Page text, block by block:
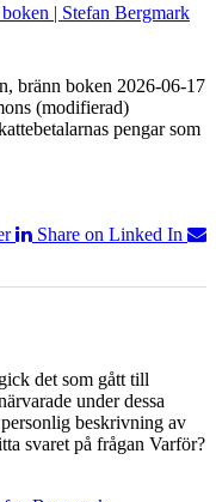
| Stefan Bergmark
bränn boken 2026-06-17
(modifierad)
pengar som
Share on Linked In
det som gått till
under dessa
beskrivning av
svaret på frågan Varför?